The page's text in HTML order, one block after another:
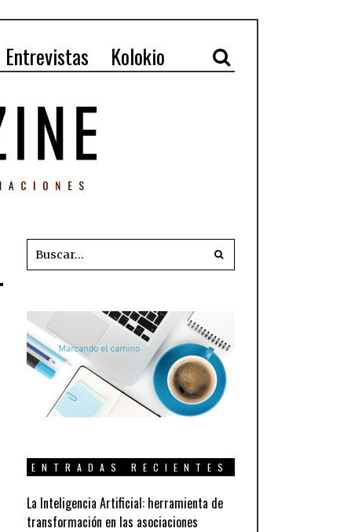
Entrevistas Kolokio
ENTRADAS RECIENTES
La Inteligencia Artificial: herramienta de
transformación en las asociaciones